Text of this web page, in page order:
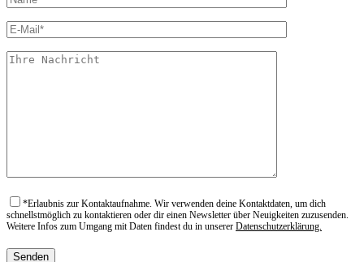
*Erlaubnis zur Kontaktaufnahme. Wir verwenden deine Kontaktdaten, um dich
schnellstmöglich zu kontaktieren oder dir einen Newsletter über Neuigkeiten zuzusenden.
Weitere Infos zum Umgang mit Daten findest du in unserer Datenschutzerklärung.